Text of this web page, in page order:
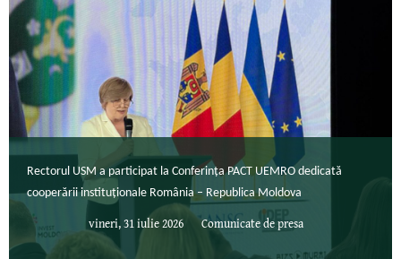
Rectorul USM a participat la Conferința PACT UEMRO dedicată
cooperării instituționale România – Republica Moldova
vineri, 31 iulie 2026 Comunicate de presa